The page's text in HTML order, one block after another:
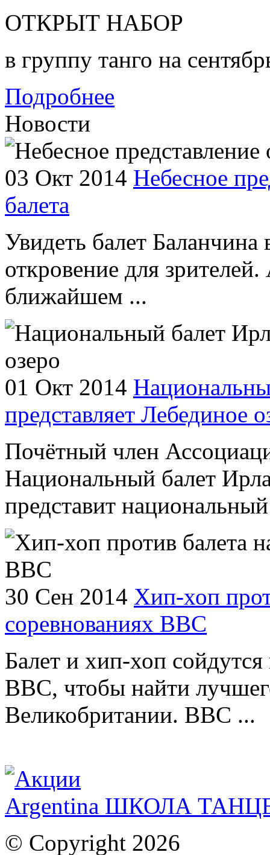
ОТКРЫТ НАБОР
в группу танго на
Подробнее
Новости
03 Окт 2014 Небесное
балета
Увидеть балет
откровение для
ближайшем ...
01 Окт 2014
представляет Лебединое
Почётный член
Национальный балет
представит
30 Сен 2014 Хип-хоп
соревнованиях ВВС
Балет и хип-хоп сойдутся
BBC, чтобы найти
Великобритании. BBC ...
Argentina ШКОЛА
© Copyright 2026